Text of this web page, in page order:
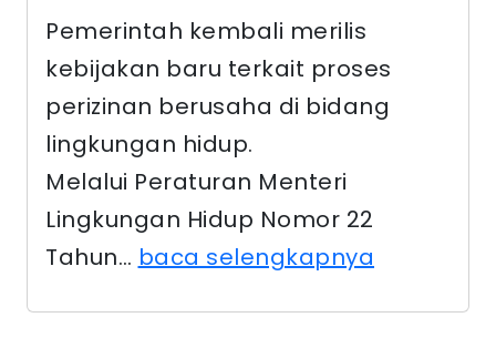
Pemerintah kembali merilis
kebijakan baru terkait proses
perizinan berusaha di bidang
lingkungan hidup.
Melalui Peraturan Menteri
Lingkungan Hidup Nomor 22
Tahun… baca selengkapnya